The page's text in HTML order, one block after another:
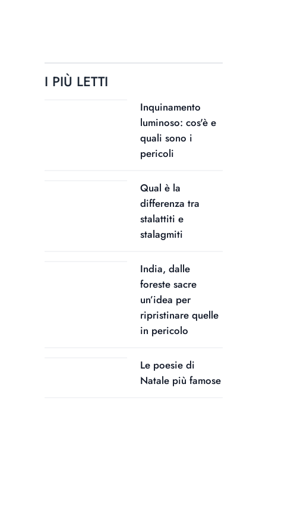
I PIÙ LETTI
Inquinamento
luminoso: cos'è e
quali sono i
pericoli
Qual è la
differenza tra
stalattiti e
stalagmiti
India, dalle
foreste sacre
un’idea per
ripristinare quelle
in pericolo
Le poesie di
Natale più famose